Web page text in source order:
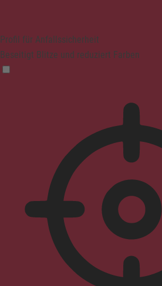
Profil für Anfallssicherheit
Beseitigt Blitze und reduziert Farben